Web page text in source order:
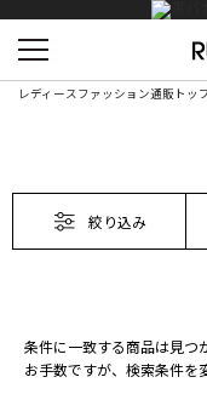
レディースファッション通販トッ
絞り込み
条件に一致する商品は見つ
お手数ですが、検索条件を